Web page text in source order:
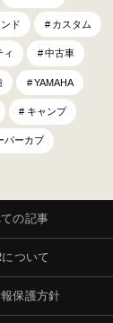
ド カスタム
ィ 中古車
YAMAHA
キャンプ
パーカブ
の記事
について
保護方針